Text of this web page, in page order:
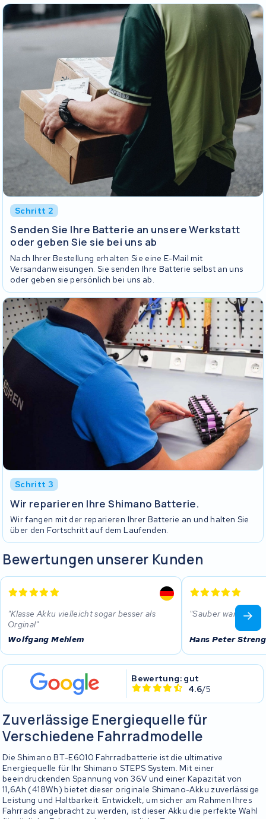
Schritt 2
Senden Sie Ihre Batterie an unsere Werkstatt
oder geben Sie sie bei uns ab
Nach Ihrer Bestellung erhalten Sie eine E-Mail mit
Versandanweisungen. Sie senden Ihre Batterie selbst an uns
oder geben sie persönlich bei uns ab.
Schritt 3
Wir reparieren Ihre Shimano Batterie.
Wir fangen mit der reparieren Ihrer Batterie an und halten Sie
über den Fortschritt auf dem Laufenden.
Bewertungen unserer Kunden
Klasse Akku vielleicht sogar besser als
Orginal
Wolfgang Mehlem
Sauber war’s !
Hans Peter Streng
Bewertung: gut
4.6/5
Zuverlässige Energiequelle für
Verschiedene Fahrradmodelle
Die Shimano BT-E6010 Fahrradbatterie ist die ultimative
Energiequelle für Ihr Shimano STEPS System. Mit einer
beeindruckenden Spannung von 36V und einer Kapazität von
11,6Ah (418Wh) bietet dieser originale Shimano-Akku zuverlässige
Leistung und Haltbarkeit. Entwickelt, um sicher am Rahmen Ihres
Fahrrads angebracht zu werden, ist dieser Akku die perfekte Wahl